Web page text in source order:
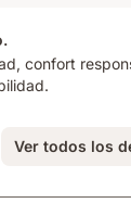
confort
Ver todos los